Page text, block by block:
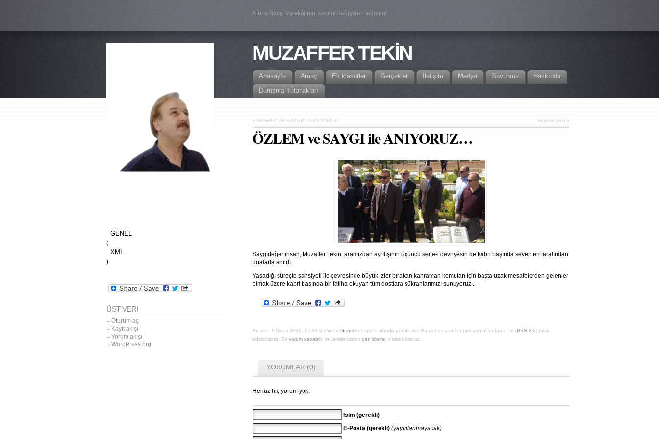
Kıbrıs Barış Harekâtının, seyrini değiştiren teğmen!
MUZAFFER TEKİN
Anasayfa Amaç Ek klasörler Gerçekler İletişim Medya Savunma
Hakkında
Duruşma Tutanakları
« HASRET VE SAYGIYLA ANIYORUZ.. Sonraki yazı »
ÖZLEM ve SAYGI ile ANIYORUZ…
Saygıdeğer insan, Muzaffer Tekin, aramızdan ayrılışının üçüncü sene-i devriyesin de kabri başında sevenleri tarafından
dualarla anıldı.
Yaşadığı süreçte şahsiyeti ile çevresinde büyük izler bırakan kahraman komutan için başta uzak mesafelerden gelenler
olmak üzere kabri başında bir fatiha okuyan tüm dostlara şükranlarımızı sunuyoruz..
Bu yazı 1 Nisan 2018, 17:34 tarihindeGenel kategorisi altında gönderildi. Bu yazıya yapılan tüm yorumları buradan (RSS 2.0) takip
edebilirsiniz. Biryorum yapabilir, veya sitenizdengeri izleme bırakabilirsiniz.
YORUMLAR (0)
Henüz hiç yorum yok.
İsim (gerekli)
E-Posta (gerekli) (yayınlanmayacak)
GENEL
(
XML
)
ÜST VERI
Oturum aç
Kayıt akışı
Yorum akışı
WordPress.org